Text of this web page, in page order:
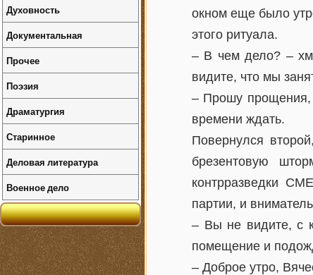
окном еще было
этого ритуала.
– В чем дело? –
видите, что мы
– Прошу прощения,
времени ждать.
Повернулся
брезентовую
контрразведки
партии, и
– Вы не видите, с
помещение и
– Доброе утро,
Духовность
Документальная
Прочее
Поэзия
Драматургия
Старинное
Деловая литература
Военное дело